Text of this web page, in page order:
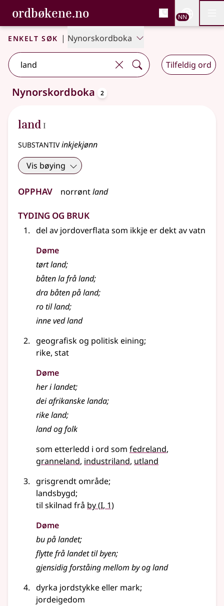
Gå til hovudinnhald
Tilgjenge
ordbøkene.no, Bokmålsordboka og
Bokmålsordboka og Nynorskordboka
NN
Enkelt søk | Nynorskordboka
Tilfeldig ord
2 treff.Ytterlegare søkjeforslag tilgjengelege
Nynorskordboka 2
land 1
I
substantivinkjekjønn
Vis bøying
Opphav norrøntland
Tyding og bruk
del av jordoverflata som ikkje er dekt av vatn
Døme
tørt land;
båten la frå land;
dra båten på land;
ro til land;
inne ved land
geografisk og politisk eining;
rike, stat
Døme
her i landet;
dei afrikanske landa;
rike land;
land og folk
som etterledd i ord som fedreland
granneland industriland utland
grisgrendt område;
landsbygd;
til skilnad frå by(1
I, 1)
Døme
bu på landet;
flytte frå landet til byen;
gjensidig forståing mellom by og land
dyrka jordstykke eller mark;
jordeigedom